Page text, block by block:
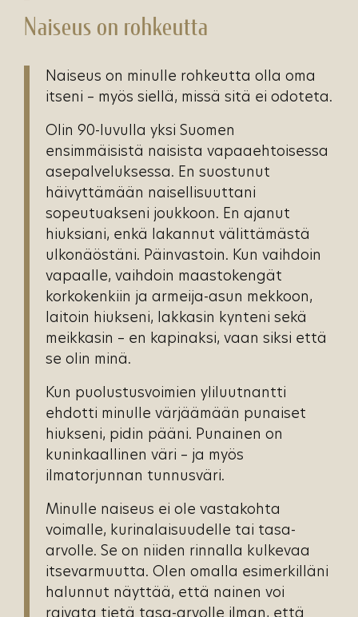
Naiseus on rohkeutta
Naiseus on minulle rohkeutta olla oma
itseni – myös siellä, missä sitä ei odoteta.
Olin 90-luvulla yksi Suomen
ensimmäisistä naisista vapaaehtoisessa
asepalveluksessa. En suostunut
häivyttämään naisellisuuttani
sopeutuakseni joukkoon. En ajanut
hiuksiani, enkä lakannut välittämästä
ulkonäöstäni. Päinvastoin. Kun vaihdoin
vapaalle, vaihdoin maastokengät
korkokenkiin ja armeija-asun mekkoon,
laitoin hiukseni, lakkasin kynteni sekä
meikkasin – en kapinaksi, vaan siksi että
se olin minä.
Kun puolustusvoimien yliluutnantti
ehdotti minulle värjäämään punaiset
hiukseni, pidin pääni. Punainen on
kuninkaallinen väri – ja myös
ilmatorjunnan tunnusväri.
Minulle naiseus ei ole vastakohta
voimalle, kurinalaisuudelle tai tasa-
arvolle. Se on niiden rinnalla kulkevaa
itsevarmuutta. Olen omalla esimerkilläni
halunnut näyttää, että nainen voi
raivata tietä tasa-arvolle ilman, että